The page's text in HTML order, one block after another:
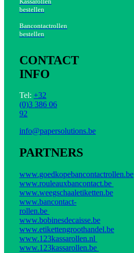
bestellen
Bancontactrollen
bestellen
CONTACT
INFO
Tel: +32
(0)3 386 06
92
info@papersolutions.be
PARTNERS
www.goedkopebancontactrollen.be
www.rouleauxbancontact.be
www.weegschaaletiketten.be
www.bancontact-
rollen.be
www.bobinesdecaisse.be
www.etikettengroothandel.be
www.123kassarollen.nl
www.123kassarollen.be